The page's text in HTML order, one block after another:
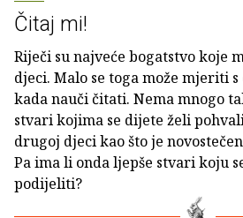
Čitaj mi!
Riječi su najveće bogatstvo koje
djeci. Malo se toga može mjeriti
kada nauči čitati. Nema mnogo
stvari kojima se dijete želi
drugoj djeci kao što je
Pa ima li onda ljepše stvari koju
podijeliti?